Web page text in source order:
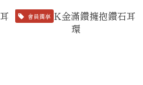
會員獨享